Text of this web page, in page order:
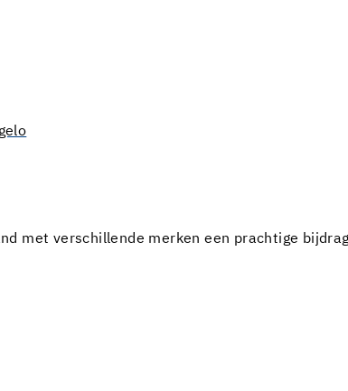
met verschillende merken een prachtige